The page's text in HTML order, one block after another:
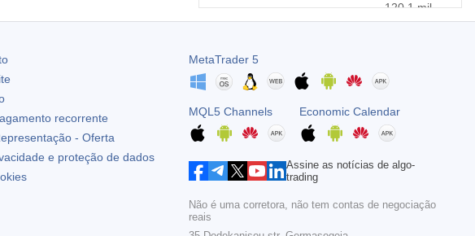
120.1 mil
USD
Especuladores no Relatório da CFTC
Atu.
Projeç.
Prév.
19:30
USD
Nasdaq 100 - Posições líquidas de
Atu.
Projeç.
Prév.
recorrente
- Oferta
e proteção de dados
MetaTrader 5
MQL5 Channels Economic Calendar
Assine as notícias de algo-
trading
Não é uma corretora, não tem contas de negociação
reais